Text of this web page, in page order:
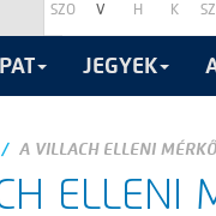
SZO V H K
JEGYEK
A VILLACH ELLENI
ELLENI